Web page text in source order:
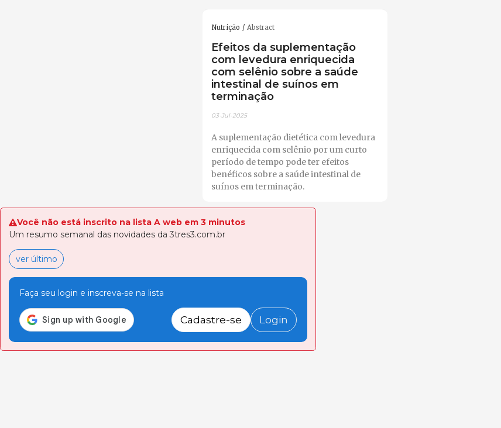
Nutrição Abstract
Efeitos da suplementação
com levedura enriquecida
com selênio sobre a saúde
intestinal de suínos em
terminação
03-Jul-2025
A suplementação dietética com levedura
enriquecida com selênio por um curto
período de tempo pode ter efeitos
benéficos sobre a saúde intestinal de
suínos em terminação.
Você não está inscrito na lista A web em 3 minutos
Um resumo semanal das novidades da 3tres3.com.br
ver último
Faça seu login e inscreva-se na lista
Cadastre-se Login